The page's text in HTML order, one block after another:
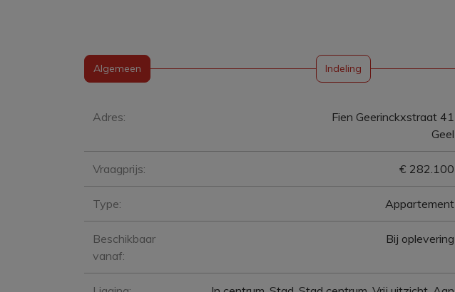
Algemeen Indeling
Algemeen
Adres:
Fien Geerinckxstraat 41
Geel
Vraagprijs: € 282.100
Type: Appartement
Beschikbaar
vanaf:
Bij oplevering